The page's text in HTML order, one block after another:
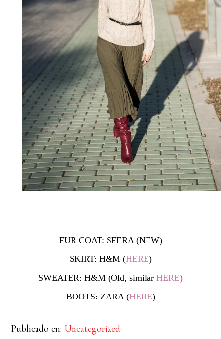
FUR COAT: SFERA (NEW)
SKIRT: H&M (HERE)
SWEATER: H&M (Old, similar HERE)
BOOTS: ZARA (HERE)
Publicado en: Uncategorized